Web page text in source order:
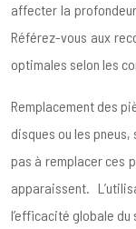
affecter la
Référez-vous aux
optimales selon les
Remplacement des
disques ou les pneus,
pas à remplacer ces
apparaissent.
l’efficacité globale